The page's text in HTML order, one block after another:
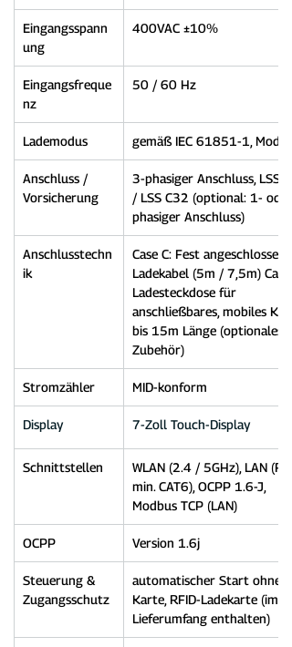
Eingangsspann
ung
400VAC ±10%
Eingangsfreque
nz
50 / 60 Hz
Lademodus gemäß IEC 61851-1, Mode 3
Anschluss /
Vorsicherung
3-phasiger Anschluss, LSS
/ LSS C32 (optional: 1- oder
phasiger Anschluss)
Anschlusstechn
ik
Case C: Fest
Ladekabel (5m / 7,5m) Case
Ladesteckdose für
anschließbares, mobiles
bis 15m Länge (optionales
Zubehör)
Stromzähler MID-konform
Display 7-Zoll Touch-Display
Schnittstellen
WLAN (2.4 / 5GHz), LAN
min. CAT6), OCPP 1.6-J,
Modbus TCP (LAN)
OCPP Version 1.6j
Steuerung &
Zugangsschutz
automatischer Start ohne
Karte, RFID-Ladekarte (im
Lieferumfang enthalten)